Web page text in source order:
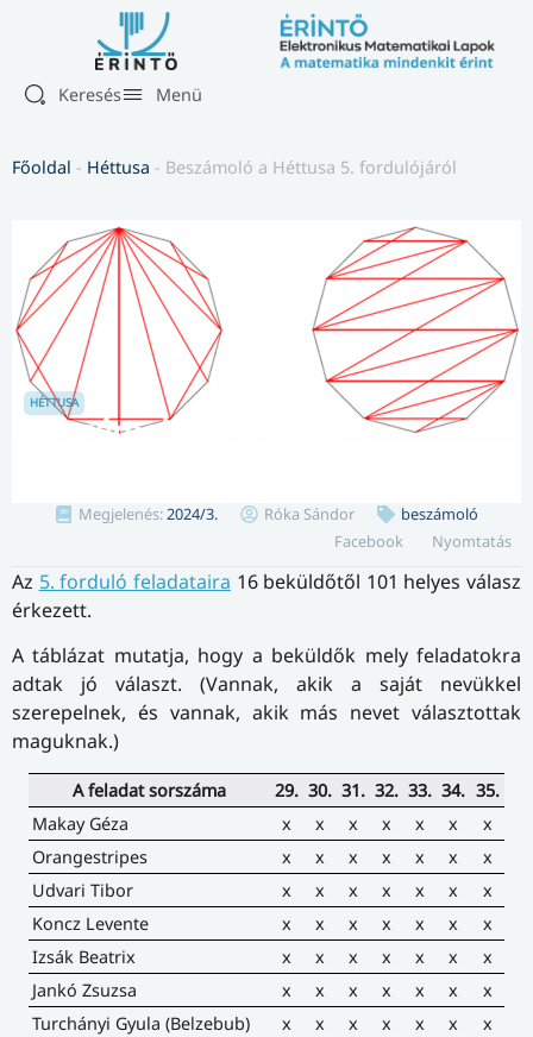
Keresés Menü
Főoldal - Héttusa - Beszámoló a Héttusa 5. fordulójáról
HÉTTUSA
Beszámoló a Héttusa 5.
Megjelenés:2024/3. Róka Sándor
beszámoló
Facebook
Nyomtatás
Az 5. forduló feladataira 16 beküldőtől 101 helyes válasz
érkezett.
A táblázat mutatja, hogy a beküldők mely feladatokra
adtak jó választ. (Vannak, akik a saját nevükkel
szerepelnek, és vannak, akik más nevet választottak
maguknak.)
A feladat sorszáma 29. 30. 31. 32. 33. 34. 35.
Makay Géza
x x x x x x
x
Orangestripes
x x x x x x
x
Udvari Tibor
x x x x x x
x
Koncz Levente
x x x x x x
x
Izsák Beatrix
x x x x x x
x
Jankó Zsuzsa
x x x x x x
x
Turchányi Gyula (Belzebub)
x x x x x x
x